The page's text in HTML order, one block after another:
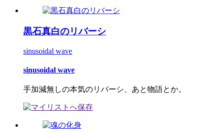
黒石真白のリバーシ
sinusoidal wave
sinusoidal wave
手加減無しの本気のリバーシ、あと物語とか。